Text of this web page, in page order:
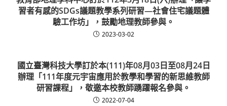
習者有感的SDGs議題教學系列研習—社會住宅議題體
驗工作坊」，鼓勵地理教師參與。
2023-03-02
國立臺灣科技大學訂於本(111)年08月03日至08月24日
辦理「111年度元宇宙應用於教學和學習的新思維教師
研習課程」，敬邀本校教師踴躍報名參與。
2022-07-04